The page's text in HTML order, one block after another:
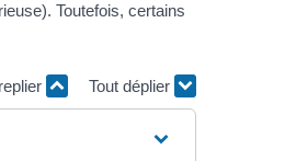
Toutefois, certains
Tout déplier